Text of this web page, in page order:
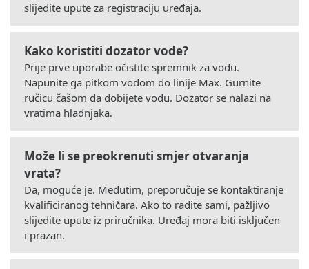
slijedite upute za registraciju uređaja.
Kako koristiti dozator vode?
Prije prve uporabe očistite spremnik za vodu.
Napunite ga pitkom vodom do linije Max. Gurnite
ručicu čašom da dobijete vodu. Dozator se nalazi na
vratima hladnjaka.
Može li se preokrenuti smjer otvaranja
vrata?
Da, moguće je. Međutim, preporučuje se kontaktiranje
kvalificiranog tehničara. Ako to radite sami, pažljivo
slijedite upute iz priručnika. Uređaj mora biti isključen
i prazan.